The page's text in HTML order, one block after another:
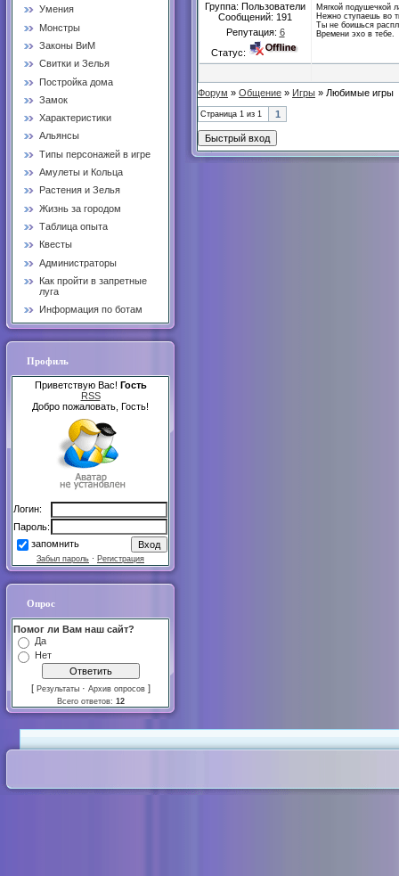
Умения
Монстры
Законы ВиМ
Свитки и Зелья
Постройка дома
Замок
Характеристики
Альянсы
Типы персонажей в игре
Амулеты и Кольца
Растения и Зелья
Жизнь за городом
Таблица опыта
Квесты
Администраторы
Как пройти в запретные
луга
Информация по ботам
Профиль
Приветствую Вас! Гость
RSS
Добро пожаловать, Гость!
Логин:
Пароль:
запомнить
Забыл пароль · Регистрация
Опрос
Помог ли Вам наш сайт?
Да
Нет
[ Результаты · Архив опросов ]
Всего ответов: 12
Группа: Пользователи
Сообщений: 191
Репутация: 6
Статус:
Мягкой подушечкой
Нежно ступаешь во
Ты не боишься
Времени эхо в тебе.
Форум » Общение » Игры » Любимые игры
Страница 1 из 1 1